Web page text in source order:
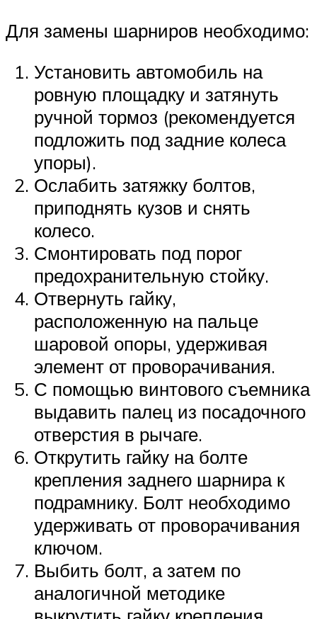
Для замены шарниров необходимо:
Установить автомобиль на
ровную площадку и затянуть
ручной тормоз (рекомендуется
подложить под задние колеса
упоры).
Ослабить затяжку болтов,
приподнять кузов и снять
колесо.
Смонтировать под порог
предохранительную стойку.
Отвернуть гайку,
расположенную на пальце
шаровой опоры, удерживая
элемент от проворачивания.
С помощью винтового съемника
выдавить палец из посадочного
отверстия в рычаге.
Открутить гайку на болте
крепления заднего шарнира к
подрамнику. Болт необходимо
удерживать от проворачивания
ключом.
Выбить болт, а затем по
аналогичной методике